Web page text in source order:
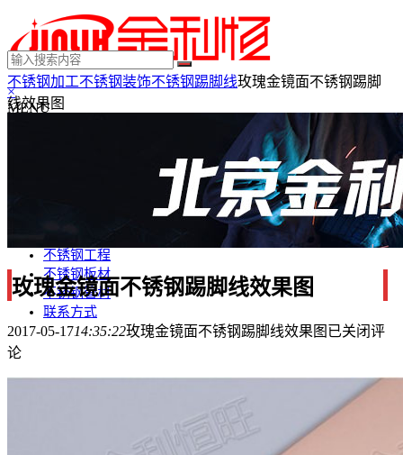
×
MENU
不锈钢踢脚线
不锈钢电梯门套
不锈钢工程
不锈钢板材
不锈钢管材
联系方式
不锈钢加工不锈钢装饰不锈钢踢脚线玫瑰金镜面不锈钢踢脚
线效果图
玫瑰金镜面不锈钢踢脚线效果图
2017-05-1714:35:22玫瑰金镜面不锈钢踢脚线效果图 已关闭评
论